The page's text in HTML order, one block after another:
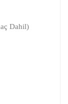
Dahil)